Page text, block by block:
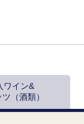
ワイン&
（酒類）